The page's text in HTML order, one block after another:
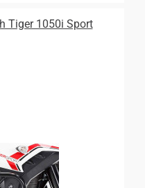
Tiger 1050i Sport